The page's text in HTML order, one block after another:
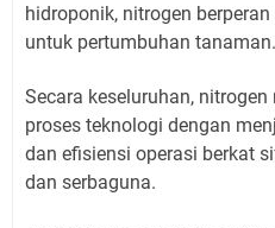
hidroponik, nitrogen
untuk pertumbuhan tanaman.
Secara keseluruhan,
proses teknologi dengan
dan efisiensi operasi berkat
dan serbaguna.